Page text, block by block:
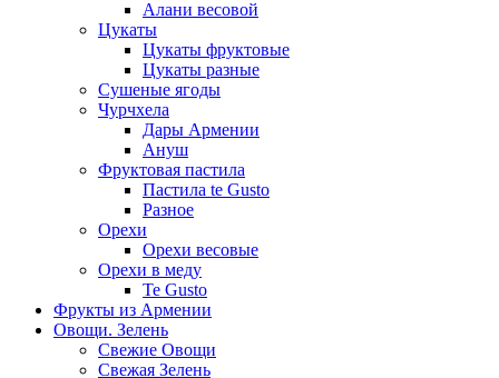
Алани весовой
Цукаты
Цукаты фруктовые
Цукаты разные
Сушеные ягоды
Чурчхела
Дары Армении
Ануш
Фруктовая пастила
Пастила te Gusto
Разное
Орехи
Орехи весовые
Орехи в меду
Te Gusto
Фрукты из Армении
Овощи. Зелень
Свежие Овощи
Свежая Зелень